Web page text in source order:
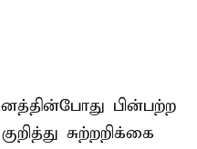
பின்பற்ற
சுற்றறிக்கை